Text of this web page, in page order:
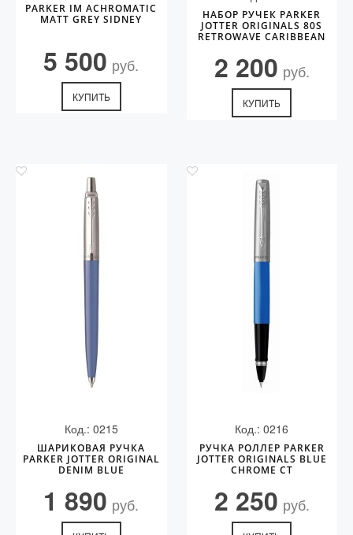
PARKER IM ACHROMATIC
MATT GREY SIDNEY
5 500 руб.
КУПИТЬ
НАБОР РУЧЕК PARKER
JOTTER ORIGINALS 80S
RETROWAVE CARIBBEAN
2 200 руб.
КУПИТЬ
Код.: 0215
ШАРИКОВАЯ РУЧКА
PARKER JOTTER ORIGINAL
DENIM BLUE
1 890 руб.
Код.: 0216
РУЧКА РОЛЛЕР PARKER
JOTTER ORIGINALS BLUE
CHROME СT
2 250 руб.